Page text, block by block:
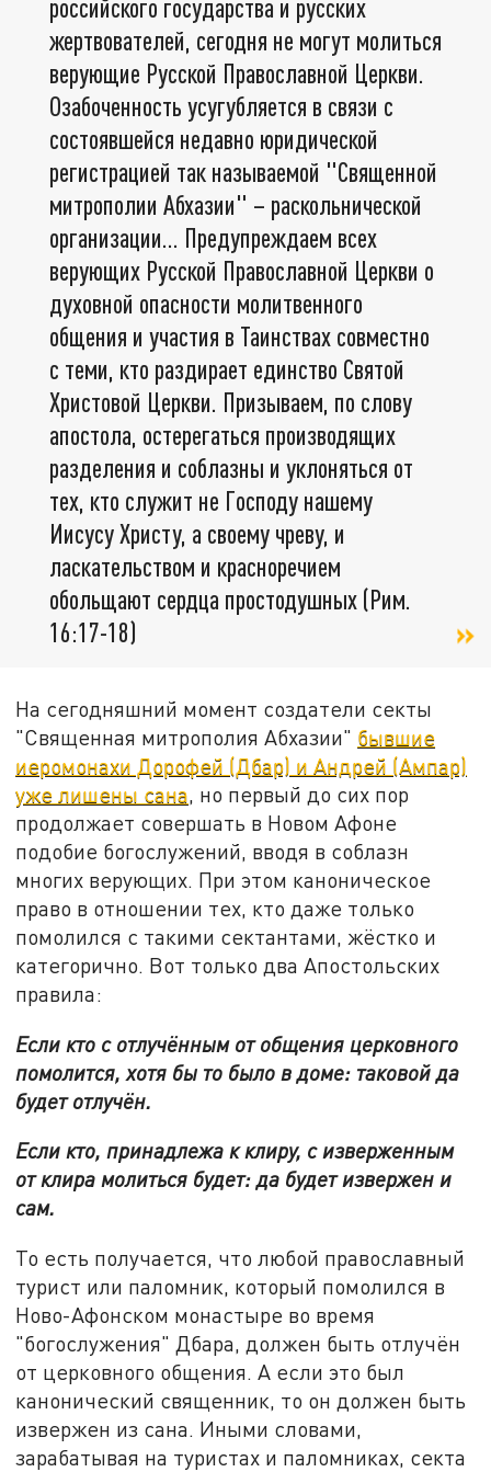
российского государства и русских
жертвователей, сегодня не могут молиться
верующие Русской Православной Церкви.
Озабоченность усугубляется в связи с
состоявшейся недавно юридической
регистрацией так называемой "Священной
митрополии Абхазии" – раскольнической
организации... Предупреждаем всех
верующих Русской Православной Церкви о
духовной опасности молитвенного
общения и участия в Таинствах совместно
с теми, кто раздирает единство Святой
Христовой Церкви. Призываем, по слову
апостола, остерегаться производящих
разделения и соблазны и уклоняться от
тех, кто служит не Господу нашему
Иисусу Христу, а своему чреву, и
ласкательством и красноречием
обольщают сердца простодушных (Рим.
16:17-18)
На сегодняшний момент создатели секты
"Священная митрополия Абхазии" бывшие
иеромонахи Дорофей (Дбар) и Андрей (Ампар)
уже лишены сана, но первый до сих пор
продолжает совершать в Новом Афоне
подобие богослужений, вводя в соблазн
многих верующих. При этом каноническое
право в отношении тех, кто даже только
помолился с такими сектантами, жёстко и
категорично. Вот только два Апостольских
правила:
Если кто с отлучённым от общения церковного
помолится, хотя бы то было в доме: таковой да
будет отлучён.
Если кто, принадлежа к клиру, с изверженным
от клира молиться будет: да будет извержен и
сам.
То есть получается, что любой православный
турист или паломник, который помолился в
Ново-Афонском монастыре во время
"богослужения" Дбара, должен быть отлучён
от церковного общения. А если это был
канонический священник, то он должен быть
извержен из сана. Иными словами,
зарабатывая на туристах и паломниках, секта